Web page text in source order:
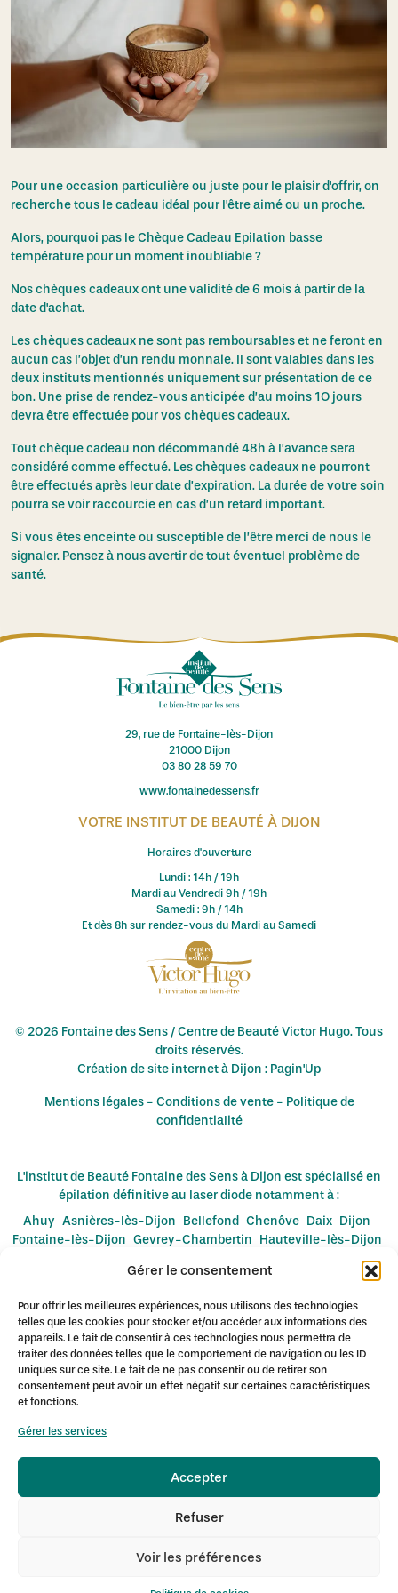
Gérer le consentement
Pour offrir les meilleures expériences, nous utilisons des technologies
telles que les cookies pour stocker et/ou accéder aux informations des
appareils. Le fait de consentir à ces technologies nous permettra de
traiter des données telles que le comportement de navigation ou les ID
uniques sur ce site. Le fait de ne pas consentir ou de retirer son
consentement peut avoir un effet négatif sur certaines caractéristiques
et fonctions.
Gérer les services
Accepter
Refuser
Voir les préférences
Pour une occasion particulière ou juste pour le plaisir d'offrir, on
recherche tous le cadeau idéal pour l'être aimé ou un proche.
Alors, pourquoi pas le Chèque Cadeau Epilation basse
température pour un moment inoubliable ?
Nos chèques cadeaux ont une validité de 6 mois à partir de la
date d'achat.
Les chèques cadeaux ne sont pas remboursables et ne feront en
aucun cas l’objet d’un rendu monnaie. Il sont valables dans les
deux instituts mentionnés uniquement sur présentation de ce
bon. Une prise de rendez-vous anticipée d’au moins 1O jours
devra être effectuée pour vos chèques cadeaux.
Tout chèque cadeau non décommandé 48h à l’avance sera
considéré comme effectué. Les chèques cadeaux ne pourront
être effectués après leur date d’expiration. La durée de votre soin
pourra se voir raccourcie en cas d’un retard important.
Si vous êtes enceinte ou susceptible de l’être merci de nous le
signaler. Pensez à nous avertir de tout éventuel problème de
santé.
29, rue de Fontaine-lès-Dijon
21000 Dijon
03 80 28 59 70
www.fontainedessens.fr
VOTRE INSTITUT DE BEAUTÉ À DIJON
Horaires d'ouverture
Lundi : 14h / 19h
Mardi au Vendredi 9h / 19h
Samedi : 9h / 14h
Et dès 8h sur rendez-vous du Mardi au Samedi
© 2026 Fontaine des Sens / Centre de Beauté Victor Hugo. Tous
droits réservés.
Création de site internet à Dijon : Pagin'Up
Mentions légales- Conditions de vente- Politique de
confidentialité
L'institut de Beauté Fontaine des Sens à Dijon est spécialisé en
épilation définitive au laser diode notamment à :
Ahuy Asnières-lès-Dijon Bellefond Chenôve Daix Dijon
Fontaine-lès-Dijon Gevrey-Chambertin Hauteville-lès-Dijon
Mirebeau
Nuits-Saint-Georges Plombières-lès-Dijon
Varois-et-Chaignot